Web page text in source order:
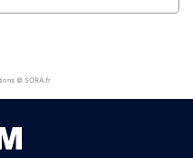
© SORA.fr